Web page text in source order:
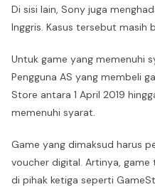
Di sisi lain, Sony juga
Inggris. Kasus tersebut masih
Untuk game yang memenuhi
Pengguna AS yang membeli
Store antara 1 April 2019
memenuhi syarat.
Game yang dimaksud harus
voucher digital. Artinya,
di pihak ketiga seperti